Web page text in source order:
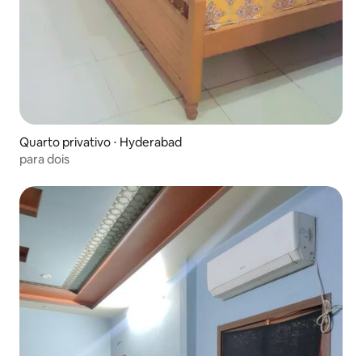
Quarto privativo ⋅ Hyderabad
para dois